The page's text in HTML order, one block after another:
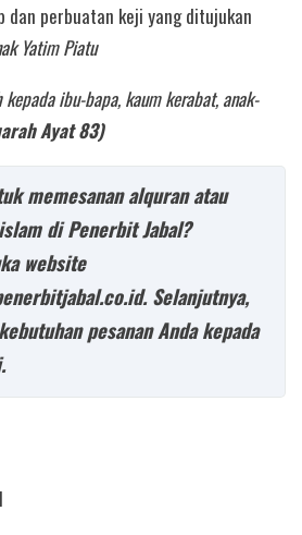
dan perbuatan keji yang ditujukan
Yatim Piatu
ibu-bapa, kaum kerabat, anak-
Ayat 83)
memesanan alquran atau
di Penerbit Jabal?
website
Selanjutnya,
pesanan Anda kepada